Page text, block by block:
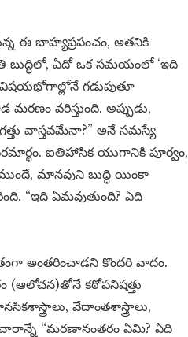
ఈ బాహ్యప్రపంచం, అతనికి
బుద్ధిలో, ఏదో ఒక సమయంలో ‘ఇది
విషయభోగాల్లోనే గడుపుతూ
వరిస్తుంది. అప్పుడు,
వాస్తవమేనా?” అనే సమస్యే
ఐతిహాసిక యుగానికి పూర్వం,
మానవుని బుద్ధి యింకా
“ఇది ఏమవుతుంది? ఏది
అంతరించాడని కొందరి వాదం.
(ఆలోచన)తోనే కఠోపనిషత్తు
వేదాంతశాస్త్రాలు,
“మరణానంతరం ఏమి? ఏది